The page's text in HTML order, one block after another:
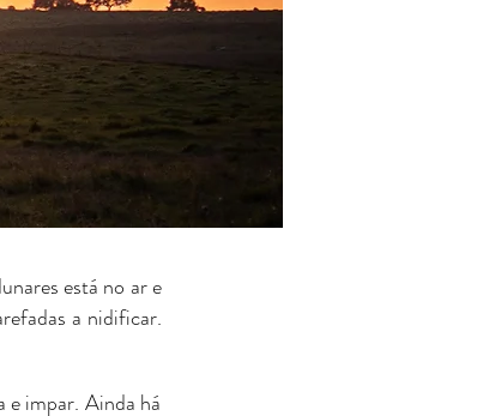
está no ar e
a nidificar.
e impar. Ainda há